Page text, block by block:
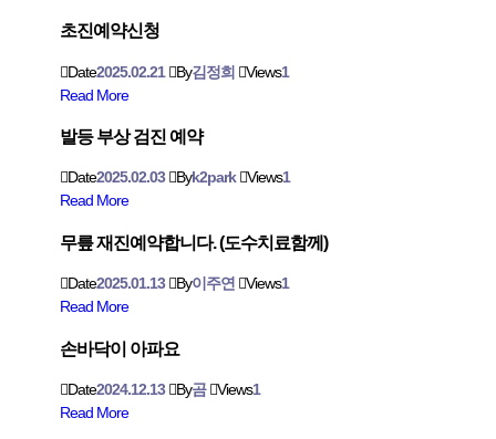
초진예약신청
Date2025.02.21 By김정희 Views1
Read More
발등 부상 검진 예약
Date2025.02.03 Byk2park Views1
Read More
무릎 재진예약합니다. (도수치료함께)
Date2025.01.13 By이주연 Views1
Read More
손바닥이 아파요
Date2024.12.13 By곰 Views1
Read More